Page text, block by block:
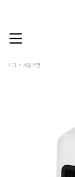
리퍼 겨울가전